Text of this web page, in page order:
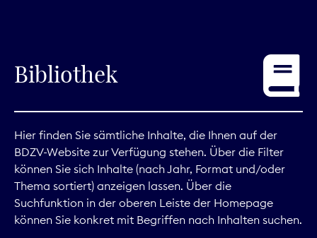
Service
Digitales
Kommunikation
Marktdaten
Bibliothek
Hier finden Sie sämtliche Inhalte, die Ihnen auf der
BDZV-Website zur Verfügung stehen. Über die Filter
können Sie sich Inhalte (nach Jahr, Format und/oder
Thema sortiert) anzeigen lassen. Über die
Suchfunktion in der oberen Leiste der Homepage
können Sie konkret mit Begriffen nach Inhalten suchen.